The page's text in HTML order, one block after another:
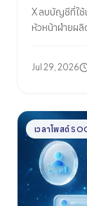
X ลบบัญชีที่ใ
หัวหน้าฝ่ายผลิ
Jul 29, 2026
เวลาโพสต์